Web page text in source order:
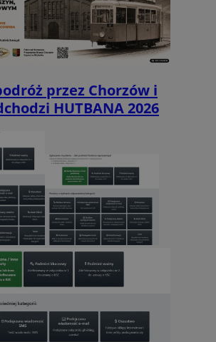
przez Chorzów i
HUTBANA 2026